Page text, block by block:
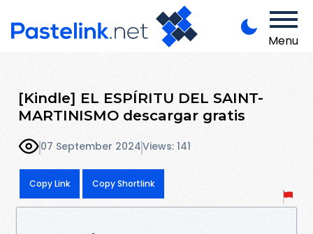
Menu
[Kindle] EL ESPÍRITU DEL SAINT-
MARTINISMO descargar gratis
07 September 2024Views: 141
Copy Link Copy Shortlink